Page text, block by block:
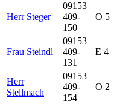
Herr Steger
09153
409-
150
O 5
Frau Steindl
09153
409-
131
E 4
Herr
Stellmach
09153
409-
154
O 2